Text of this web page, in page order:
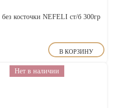
косточки NEFELI ст/б 300гр
В КОРЗИНУ
Нет в наличии